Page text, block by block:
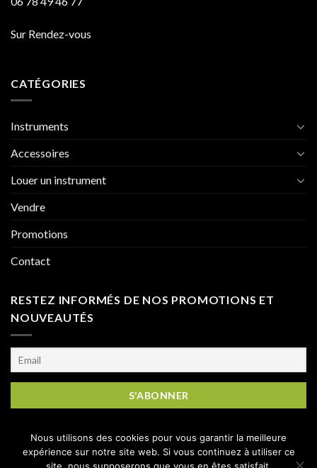
Sur Rendez-vous
CATÉGORIES
Instruments
Accessoires
Louer un instrument
Vendre
Promotions
Contact
RESTEZ INFORMÉS DE NOS PROMOTIONS ET
NOUVEAUTÉS
Nous utilisons des cookies pour vous garantir la meilleure
expérience sur notre site web. Si vous continuez à utiliser ce
site, nous supposerons que vous en êtes satisfait.